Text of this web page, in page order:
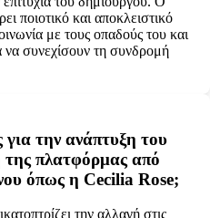
ποιοτικό και αποκλειστικό
με τους οπαδούς του και
να συνεχίσουν τη συνδρομή
την ανάπτυξη του
πλατφόρμας από
όπως η Cecilia Rose;
την αλλαγή στις